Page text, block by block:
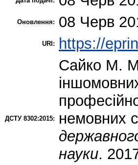
Оновлення: 08 Черв
URI: https://
ДСТУ 8302:2015:
Сайко М.
немовних
науки.